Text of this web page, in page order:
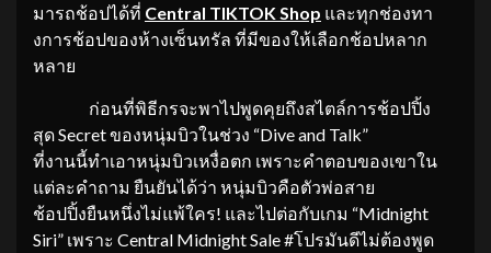
มารถช้อปได้ที่ Central TIKTOK Shop และทุกช่องทา
งการช้อปของห้างเซ็นทรัล ที่มีของให้เลือกช้อปหลาก
หลาย
ก่อนที่พิธีกรจะพาไปพูดคุยถึงสไตล์การช้อปปิ้ง
สุด Secret ของหนุ่มบิวในช่วง “Dive and Talk”
ที่งานนี้ทำเอาหนุ่มบิวเหงื่อตก เพราะคำตอบของเขาใน
แต่ละคำถาม ยืนยันได้ว่า หนุ่มบิวคือตัวพ่อสาย
ช้อปปิ้งยืนหนึ่งไม่แพ้ใคร! และไปต่อกับเกม “Midnight
Siri” เพราะ Central Midnight Sale #โปรมันดีไม่ต้องพูด